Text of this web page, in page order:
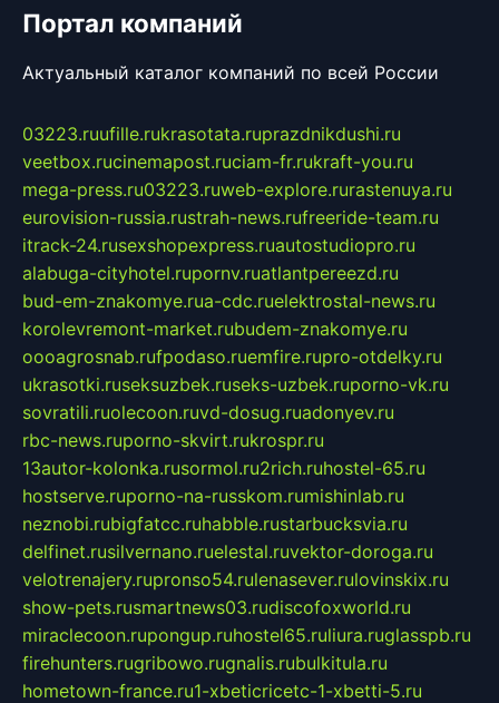
Портал компаний
Актуальный каталог компаний по всей России
03223.ruufille.rukrasotata.ruprazdnikdushi.ru
veetbox.rucinemapost.ruciam-fr.rukraft-you.ru
mega-press.ru03223.ruweb-explore.rurastenuya.ru
eurovision-russia.rustrah-news.rufreeride-team.ru
itrack-24.rusexshopexpress.ruautostudiopro.ru
alabuga-cityhotel.rupornv.ruatlantpereezd.ru
bud-em-znakomye.rua-cdc.ruelektrostal-news.ru
korolevremont-market.rubudem-znakomye.ru
oooagrosnab.rufpodaso.ruemfire.rupro-otdelky.ru
ukrasotki.ruseksuzbek.ruseks-uzbek.ruporno-vk.ru
sovratili.ruolecoon.ruvd-dosug.ruadonyev.ru
rbc-news.ruporno-skvirt.rukrospr.ru
13autor-kolonka.rusormol.ru2rich.ruhostel-65.ru
hostserve.ruporno-na-russkom.rumishinlab.ru
neznobi.rubigfatcc.ruhabble.rustarbucksvia.ru
delfinet.rusilvernano.ruelestal.ruvektor-doroga.ru
velotrenajery.rupronso54.rulenasever.rulovinskix.ru
show-pets.rusmartnews03.rudiscofoxworld.ru
miraclecoon.rupongup.ruhostel65.ruliura.ruglasspb.ru
firehunters.rugribowo.rugnalis.rubulkitula.ru
hometown-france.ru1-xbeticricetc-1-xbetti-5.ru